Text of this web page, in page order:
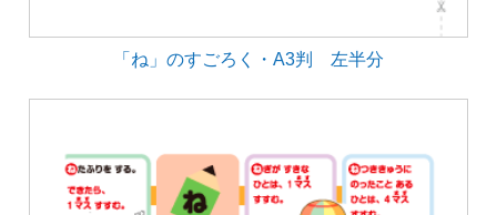
「ね」のすごろく・A3判 左半分